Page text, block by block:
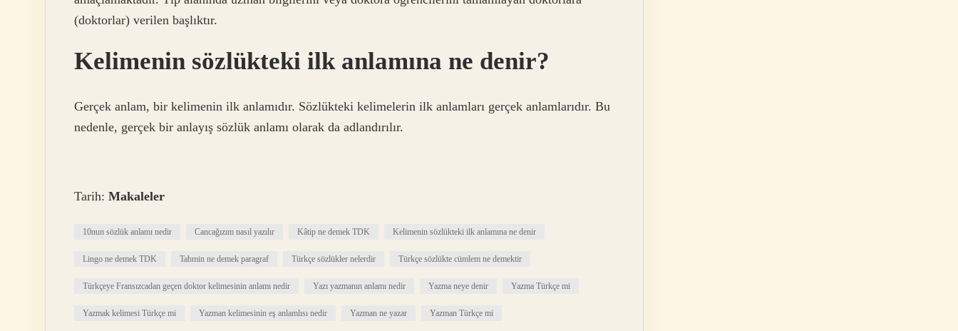
(doktorlar) verilen başlıktır.
Kelimenin sözlükteki ilk anlamına ne denir?
Gerçek anlam, bir kelimenin ilk anlamıdır. Sözlükteki kelimelerin ilk anlamları gerçek anlamlarıdır. Bu
nedenle, gerçek bir anlayış sözlük anlamı olarak da adlandırılır.
Tarih: Makaleler
10nun sözlük anlamı nedir Cancağızım nasıl yazılır Kâtip ne demek TDK Kelimenin sözlükteki ilk anlamına ne denir
Lingo ne demek TDK Tahmin ne demek paragraf Türkçe sözlükler nelerdir Türkçe sözlükte cümlem ne demektir
Türkçeye Fransızcadan geçen doktor kelimesinin anlamı nedir Yazı yazmanın anlamı nedir Yazma neye denir Yazma Türkçe mi
Yazmak kelimesi Türkçe mi Yazman kelimesinin eş anlamlısı nedir Yazman ne yazar Yazman Türkçe mi